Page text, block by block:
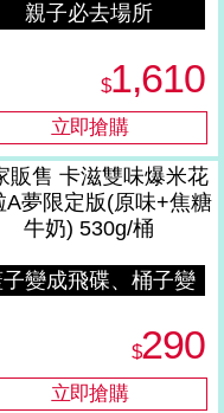
親子必去場所
$1,610
變成飛碟、桶子變
販售 卡滋雙味爆米花
A夢限定版(原味+焦糖
牛奶) 530g/桶
$290